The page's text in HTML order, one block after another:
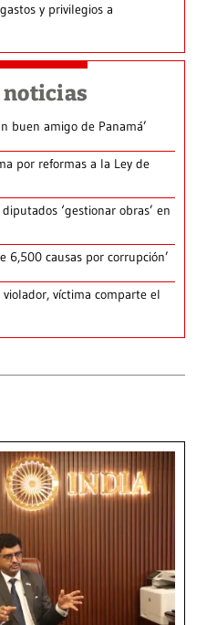
y privilegios a
buen amigo de Panamá’
por reformas a la Ley de
‘gestionar obras’ en
6,500 causas por corrupción’
víctima comparte el